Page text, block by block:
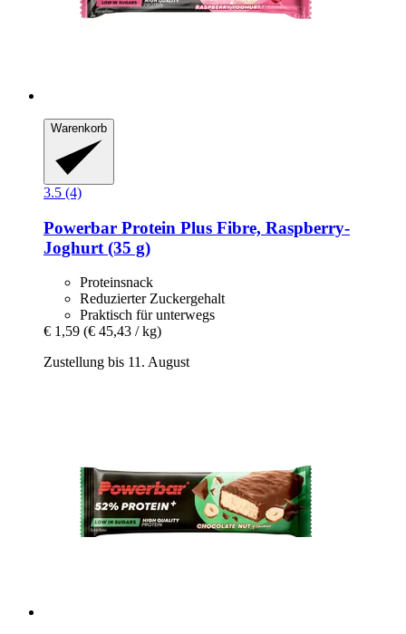
Warenkorb
3.5 (4)
Powerbar Protein Plus Fibre, Raspberry-​
Joghurt (35 g)
Proteinsnack
Reduzierter Zuckergehalt
Praktisch für unterwegs
€ 1,59 (€ 45,43 / kg)
Zustellung bis 11. August